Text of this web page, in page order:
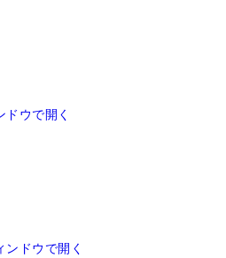
ドウで開く
ンドウで開く